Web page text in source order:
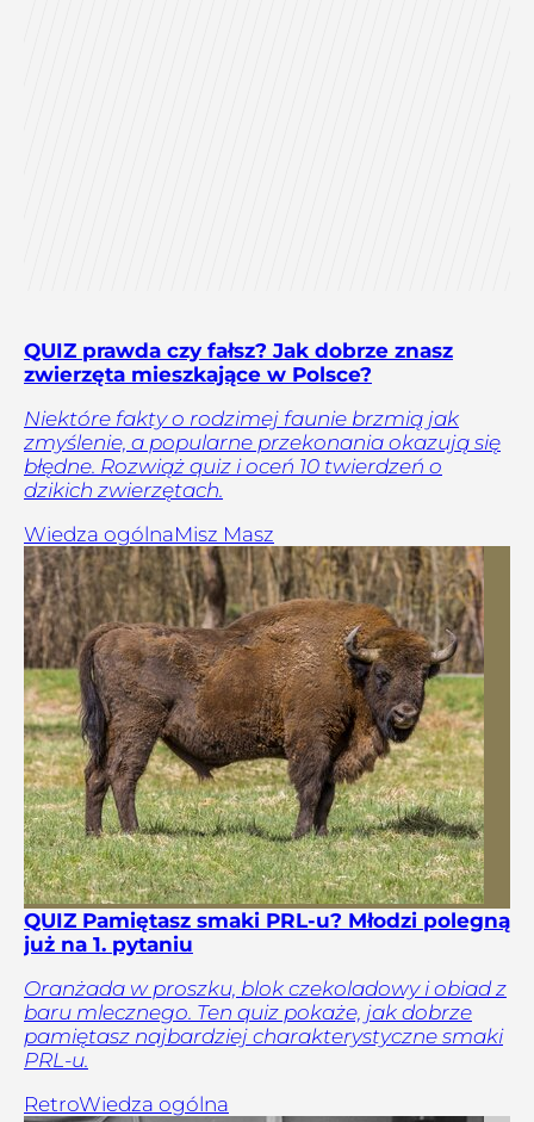
QUIZ prawda czy fałsz? Jak dobrze znasz
zwierzęta mieszkające w Polsce?
Niektóre fakty o rodzimej faunie brzmią jak
zmyślenie, a popularne przekonania okazują się
błędne. Rozwiąż quiz i oceń 10 twierdzeń o
dzikich zwierzętach.
Wiedza ogólnaMisz Masz
QUIZ Pamiętasz smaki PRL-u? Młodzi polegną
już na 1. pytaniu
Oranżada w proszku, blok czekoladowy i obiad z
baru mlecznego. Ten quiz pokaże, jak dobrze
pamiętasz najbardziej charakterystyczne smaki
PRL-u.
RetroWiedza ogólna